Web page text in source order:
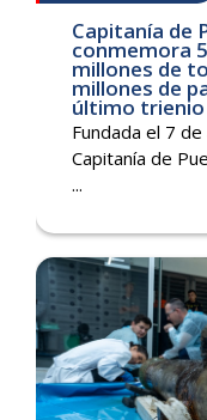
Capitanía de
conmemora
millones de
millones de
último trienio
Fundada el 7
Capitanía de
...